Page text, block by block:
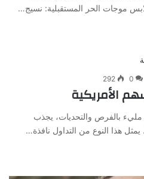
موجات الحر المستقبلية: نسيج…
0
292
الأمريكية
مليء بالفرص والتحديات، يجذب
هذا النوع من التداول نافذة…